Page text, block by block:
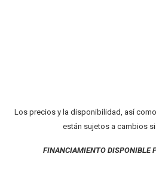
Los precios y la disponibilidad, así
están sujetos a cambios
FINANCIAMIENTO DISPONIBLE